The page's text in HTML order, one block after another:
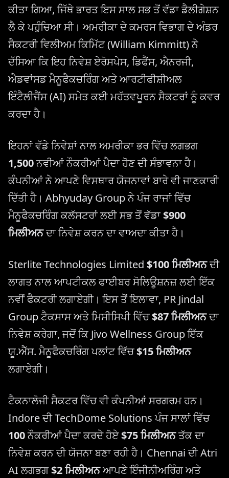
ਕੀਤਾ ਗਿਆ, ਜਿੱਥੇ ਭਾਰਤ ਇਸ ਸਾਲ ਸਭ ਤੋਂ ਵੱਡਾ ਡੈਲੀਗੇਸ਼ਨ
ਲੈ ਕੇ ਪਹੁੰਚਿਆ ਸੀ। ਅਮਰੀਕਾ ਦੇ ਕਮਰਸ ਵਿਭਾਗ ਦੇ ਅੰਡਰ
ਸੈਕਟਰੀ ਵਿਲੀਅਮ ਕਿਮਿੱਟ (William Kimmitt) ਨੇ
ਦੱਸਿਆ ਕਿ ਇਹ ਨਿਵੇਸ਼ ਏਰੋਸਪੇਸ, ਡਿਫੈਂਸ, ਐਨਰਜੀ,
ਐਡਵਾਂਸਡ ਮੈਨੂਫੈਕਚਰਿੰਗ ਅਤੇ ਆਰਟੀਫੀਸ਼ੀਅਲ
ਇੰਟੈਲੀਜੈਂਸ (AI) ਸਮੇਤ ਕਈ ਮਹੱਤਵਪੂਰਨ ਸੈਕਟਰਾਂ ਨੂੰ ਕਵਰ
ਕਰਦਾ ਹੈ।
ਇਹਨਾਂ ਵੱਡੇ ਨਿਵੇਸ਼ਾਂ ਨਾਲ ਅਮਰੀਕਾ ਭਰ ਵਿੱਚ ਲਗਭਗ
1,500ਨਵੀਆਂ ਨੌਕਰੀਆਂ ਪੈਦਾ ਹੋਣ ਦੀ ਸੰਭਾਵਨਾ ਹੈ।
ਕੰਪਨੀਆਂ ਨੇ ਆਪਣੇ ਵਿਸਥਾਰ ਯੋਜਨਾਵਾਂ ਬਾਰੇ ਵੀ ਜਾਣਕਾਰੀ
ਦਿੱਤੀ ਹੈ। Abhyuday Group ਨੇ ਪੰਜ ਰਾਜਾਂ ਵਿੱਚ
ਮੈਨੂਫੈਕਚਰਿੰਗ ਕਲੱਸਟਰਾਂ ਲਈ ਸਭ ਤੋਂ ਵੱਡਾ$900
ਮਿਲੀਅਨਦਾ ਨਿਵੇਸ਼ ਕਰਨ ਦਾ ਵਾਅਦਾ ਕੀਤਾ ਹੈ।
Sterlite Technologies Limited $100 ਮਿਲੀਅਨਦੀ
ਲਾਗਤ ਨਾਲ ਆਪਟੀਕਲ ਫਾਈਬਰ ਸੋਲਿਊਸ਼ਨਜ਼ ਲਈ ਇੱਕ
ਨਵੀਂ ਫੈਕਟਰੀ ਲਗਾਏਗੀ। ਇਸ ਤੋਂ ਇਲਾਵਾ, PR Jindal
Group ਟੈਕਸਾਸ ਅਤੇ ਮਿਸੀਸਿਪੀ ਵਿੱਚ$87 ਮਿਲੀਅਨਦਾ
ਨਿਵੇਸ਼ ਕਰੇਗਾ, ਜਦੋਂ ਕਿ Jivo Wellness Group ਇੱਕ
ਯੂ.ਐੱਸ. ਮੈਨੂਫੈਕਚਰਿੰਗ ਪਲਾਂਟ ਵਿੱਚ$15 ਮਿਲੀਅਨ
ਲਗਾਏਗੀ।
ਟੈਕਨਾਲੋਜੀ ਸੈਕਟਰ ਵਿੱਚ ਵੀ ਕੰਪਨੀਆਂ ਸਰਗਰਮ ਹਨ।
Indore ਦੀ TechDome Solutions ਪੰਜ ਸਾਲਾਂ ਵਿੱਚ
100ਨੌਕਰੀਆਂ ਪੈਦਾ ਕਰਦੇ ਹੋਏ$75 ਮਿਲੀਅਨਤੱਕ ਦਾ
ਨਿਵੇਸ਼ ਕਰਨ ਦੀ ਯੋਜਨਾ ਬਣਾ ਰਹੀ ਹੈ। Chennai ਦੀ Atri
AI ਲਗਭਗ$2 ਮਿਲੀਅਨਆਪਣੇ ਇੰਜੀਨੀਅਰਿੰਗ ਅਤੇ